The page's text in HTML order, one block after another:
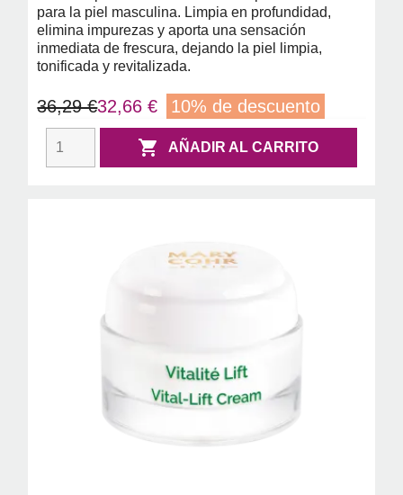
para la piel masculina. Limpia en profundidad,
elimina impurezas y aporta una sensación
inmediata de frescura, dejando la piel limpia,
tonificada y revitalizada.
36,29 €32,66 € 10% de descuento
 AÑADIR AL CARRITO